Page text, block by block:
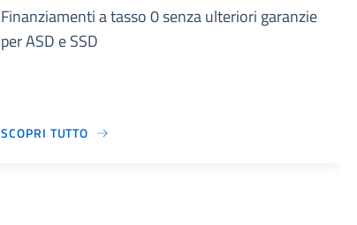
Finanziamenti a tasso 0 senza ulteriori garanzie
per ASD e SSD
SCOPRI TUTTO